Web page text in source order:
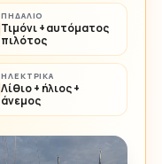
ΠΗΔΆΛΙΟ
Τιμόνι + αυτόματος
πιλότος
ΗΛΕΚΤΡΙΚΆ
Λίθιο + ήλιος +
άνεμος